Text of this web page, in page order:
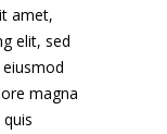
amet,
elit, sed
magna